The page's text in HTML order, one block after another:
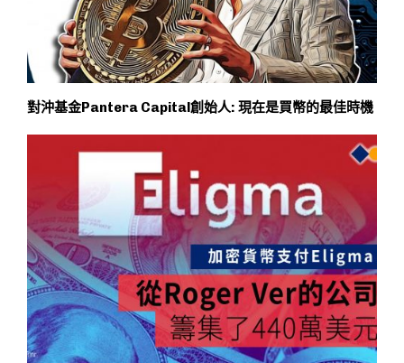
對沖基金Pantera Capital創始人: 現在是買幣的最佳時機